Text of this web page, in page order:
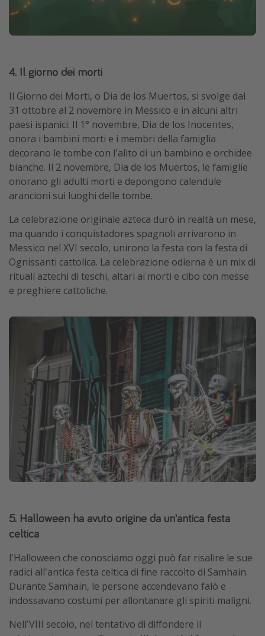
4. Il giorno dei morti
Il Giorno dei Morti, o Dia de los Muertos, si svolge dal
31 ottobre al 2 novembre in Messico e in alcuni altri
paesi ispanici. Il 1° novembre, Dia de los Inocentes,
onora i bambini morti e i membri della famiglia
decorano le tombe con l'alito di un bambino e orchidee
bianche. Il 2 novembre, Dia de los Muertos, le famiglie
onorano gli adulti morti e depongono calendule
arancioni sui luoghi delle tombe.
La celebrazione originale azteca durò in realtà un mese,
ma quando i conquistadores spagnoli arrivarono in
Messico nel XVI secolo, unirono la festa con la festa di
Ognissanti cattolica. La celebrazione odierna è un mix di
rituali aztechi di teschi, altari ai morti e cibo con messe
e preghiere cattoliche.
5. Halloween ha avuto origine da un'antica festa
celtica
l'Halloween che conosciamo oggi può far risalire le sue
radici all'antica festa celtica di fine raccolto di Samhain.
Durante Samhain, le persone accendevano falò e
indossavano costumi per allontanare gli spiriti maligni.
Nell'VIII secolo, nel tentativo di diffondere il